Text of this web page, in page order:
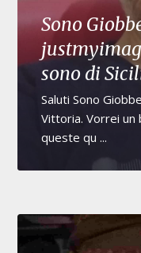
Sono
sono di
Saluti Sono
Vittoria. Vorrei un
queste qu ...